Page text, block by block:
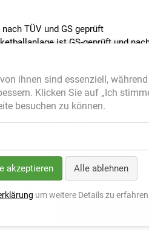
TÜV und GS geprüft
ist GS-geprüft und
mit direkter
Intertek GS-Siegel
ihnen sind essenziell,
Klicken Sie auf „Ich
besuchen zu können.
akzeptieren Alle ablehnen
um weitere Details zu erfahren.